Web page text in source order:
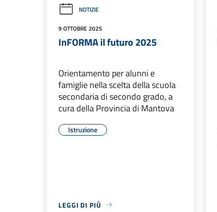
NOTIZIE
9 OTTOBRE 2025
InFORMA il futuro 2025
Orientamento per alunni e
famiglie nella scelta della scuola
secondaria di secondo grado, a
cura della Provincia di Mantova
Istruzione
LEGGI DI PIÙ